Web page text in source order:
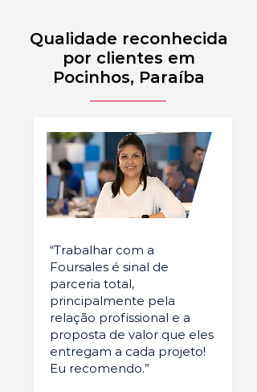
Qualidade reconhecida
por clientes em
Pocinhos, Paraíba
“Trabalhar com a
Foursales é sinal de
parceria total,
principalmente pela
relação profissional e a
proposta de valor que eles
entregam a cada projeto!
Eu recomendo.”